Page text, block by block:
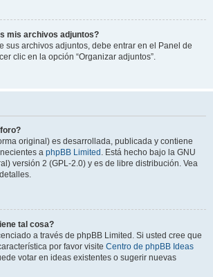
mis archivos adjuntos?
sus archivos adjuntos, debe entrar en el Panel de
clic en la opción “Organizar adjuntos”.
original) es desarrollada, publicada y contiene
a phpBB Limited . Está hecho bajo la GNU
versión 2 (GPL-2.0) y es de libre distribución. Vea
tal cosa?
a través de phpBB Limited. Si usted cree que
por favor visite Centro de phpBB Ideas
votar en ideas existentes o sugerir nuevas